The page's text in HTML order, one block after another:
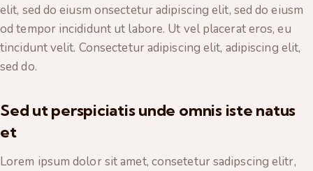
elit, sed do eiusm onsectetur adipiscing elit, sed do eiusm
od tempor incididunt ut labore. Ut vel placerat eros, eu
tincidunt velit. Consectetur adipiscing elit, adipiscing elit,
sed do.
Sed ut perspiciatis unde omnis iste natus
et
Lorem ipsum dolor sit amet, consetetur sadipscing elitr,